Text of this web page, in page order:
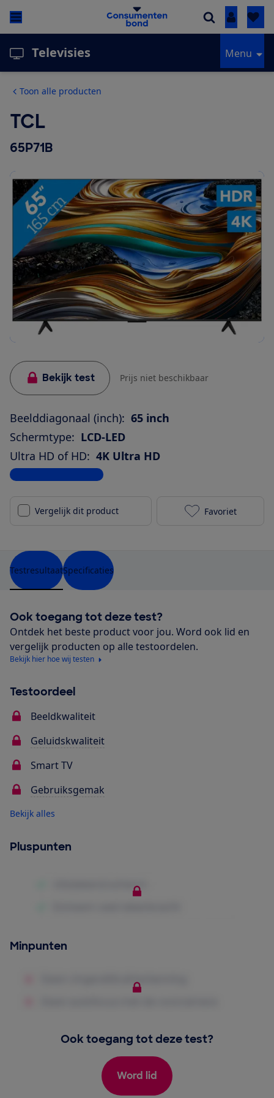
Inloggen
Televisies Menu
Toon alle producten
TCL
65P71B
Bekijk test Prijs niet beschikbaar
Beelddiagonaal (inch): 65 inch
Schermtype: LCD-LED
Ultra HD of HD: 4K Ultra HD
Bekijk alle specificaties
Vergelijk dit product TCL 65P71B
Favoriet
TestresultaatSpecificaties
Ook toegang tot deze test?
Ontdek het beste product voor jou. Word ook lid en
vergelijk producten op alle testoordelen.
Bekijk hier hoe wij testen
Testoordeel
Beeldkwaliteit
Geluidskwaliteit
Smart TV
Gebruiksgemak
Bekijk alles
Pluspunten
Minpunten
Ook toegang tot deze test?
Word lid